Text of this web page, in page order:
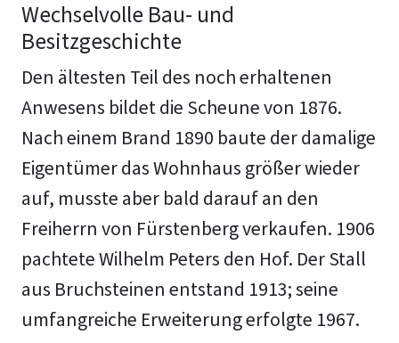
Wechselvolle Bau- und
Besitzgeschichte
Den ältesten Teil des noch erhaltenen
Anwesens bildet die Scheune von 1876.
Nach einem Brand 1890 baute der damalige
Eigentümer das Wohnhaus größer wieder
auf, musste aber bald darauf an den
Freiherrn von Fürstenberg verkaufen. 1906
pachtete Wilhelm Peters den Hof. Der Stall
aus Bruchsteinen entstand 1913; seine
umfangreiche Erweiterung erfolgte 1967.